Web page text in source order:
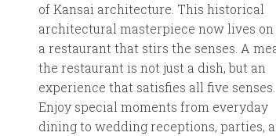
of Kansai architecture. This historical
architectural masterpiece now lives on
a restaurant that stirs the senses. A
the restaurant is not just a dish, but an
experience that satisfies all five senses.
Enjoy special moments from everyday
dining to wedding receptions, parties,